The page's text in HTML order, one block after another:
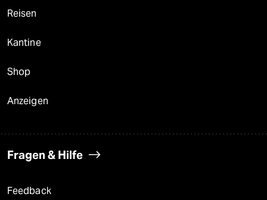
Reisen
Kantine
Shop
Anzeigen
Fragen & Hilfe
Feedback